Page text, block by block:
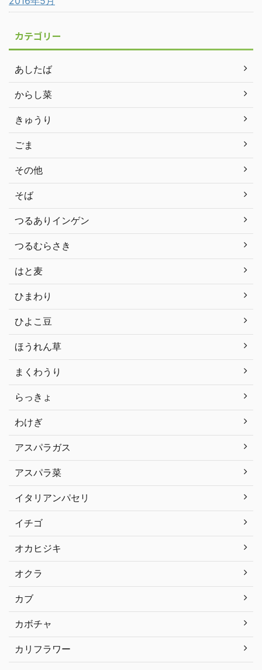
カテゴリー
あしたば
からし菜
きゅうり
ごま
その他
そば
つるありインゲン
つるむらさき
はと麦
ひまわり
ひよこ豆
ほうれん草
まくわうり
らっきょ
わけぎ
アスパラガス
アスパラ菜
イタリアンパセリ
イチゴ
オカヒジキ
オクラ
カブ
カボチャ
カリフラワー